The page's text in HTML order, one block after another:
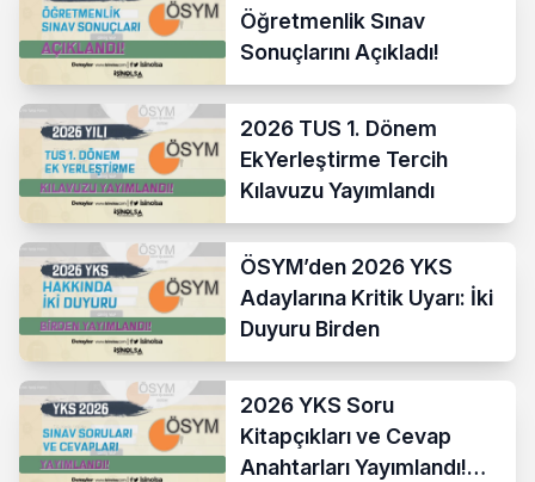
Öğretmenlik Sınav
Sonuçlarını Açıkladı!
2026 TUS 1. Dönem
EkYerleştirme Tercih
Kılavuzu Yayımlandı
ÖSYM’den 2026 YKS
Adaylarına Kritik Uyarı: İki
Duyuru Birden
2026 YKS Soru
Kitapçıkları ve Cevap
Anahtarları Yayımlandı!